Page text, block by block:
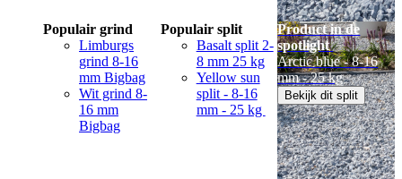
Populair grind
Limburgs
grind 8-16
mm Bigbag
Wit grind 8-
16 mm
Bigbag
Populair split
Basalt split 2-
8 mm 25 kg
Yellow sun
split - 8-16
mm - 25 kg
Product in de
spotlight
Arctic blue - 8-16
mm - 25 kg
Bekijk dit split